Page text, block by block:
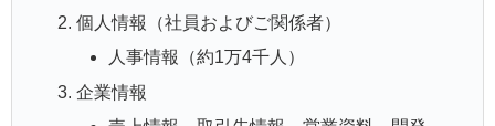
個人情報（社員およびご関係者）
人事情報（約1万4千人）
企業情報